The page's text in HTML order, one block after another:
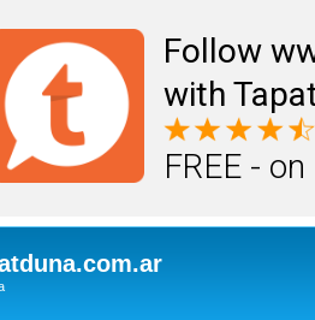
Follow
with
FREE -